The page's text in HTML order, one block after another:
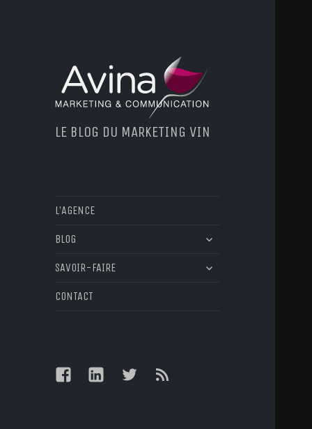
LE BLOG DU MARKETING VIN
L’AGENCE
BLOG
ouvrir
sous-
SAVOIR-FAIRE
ouvrir
CONTACT
FacebookLinkedInTwitterFeed